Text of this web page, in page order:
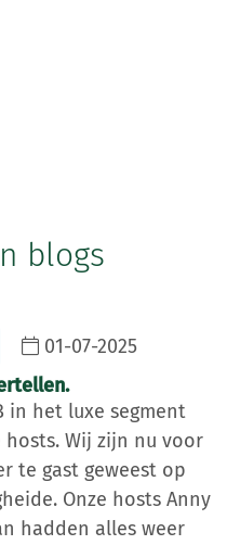
blogs
01-07-2025
in het luxe segment
hosts. Wij zijn nu voor
te gast geweest op
Onze hosts Anny
hadden alles weer